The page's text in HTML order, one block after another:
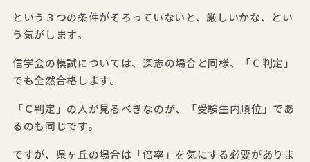
という３つの条件がそろっていないと、厳しいかな、とい
う気がします。
信学会の模試については、深志の場合と同様、「Ｃ判定」
でも全然合格します。
「Ｃ判定」の人が見るべきなのが、「受験生内順位」であ
るのも同じです。
ですが、県ヶ丘の場合は「倍率」を気にする必要がありま